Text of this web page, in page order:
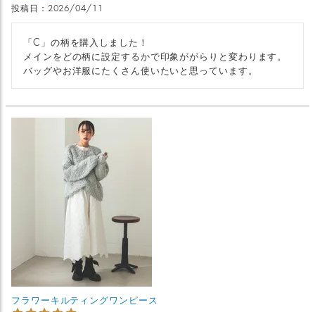
投稿日 2026/04/11
「C」の柄を購入しました！
メインをどの柄に設定するかで印象ががらりと変わります。
フラワーキルティングワンピース